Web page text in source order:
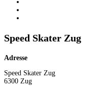
Speed Skater Zug
Adresse
Speed Skater Zug
6300 Zug